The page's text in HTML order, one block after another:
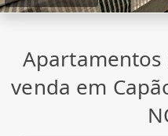
venda em